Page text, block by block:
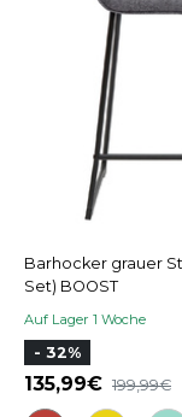
Barhocker grauer
Set) BOOST
Auf Lager 1 Woche
- 32%
135,99 199,99